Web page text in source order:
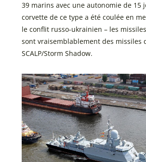
39 marins avec une autonomie de 15
corvette de ce type a été coulée en
le conflit russo-ukrainien – les
sont vraisemblablement des missiles
SCALP/Storm Shadow.